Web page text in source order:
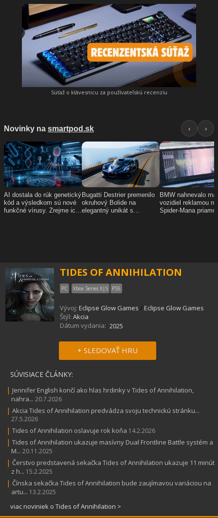
Súťaž o klávesnicu za používateľskú recenziu
TIDES OF ANNIHILATION
PC Xbox Series X|S PS5
Vývoj: Eclipse Glow Games / Eclipse Glow Games
Štýl: Akcia
Dátum vydania: 2025
+ SLEDOVAŤ HRU
SÚVISIACE ČLÁNKY:
| Jennifer English končí ako hlas hrdinky v Tides of Annihilation,
nahra... 20.7.2026
| Akcia Tides of Annihilation predvádza svoju technickú stránku...
27.5.2026
| Tides of Annihilation oslavuje rok koňa 14.2.2026
| Tides of Annihilation ukazuje masívny Dual Frontline Battle systém a
M... 20.11.2025
| Čerstvo predstavená sekačka Tides of Annihilation ukazuje 11 minút
z h... 15.2.2025
| Čínska sekačka Tides of Annihilation bude zaujímavou variáciou na
artu... 13.2.2025
viac noviniek o Tides of Annihilation >